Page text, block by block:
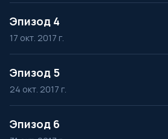
Эпизод 4
17 окт. 2017 г.
Эпизод 5
24 окт. 2017 г.
Эпизод 6